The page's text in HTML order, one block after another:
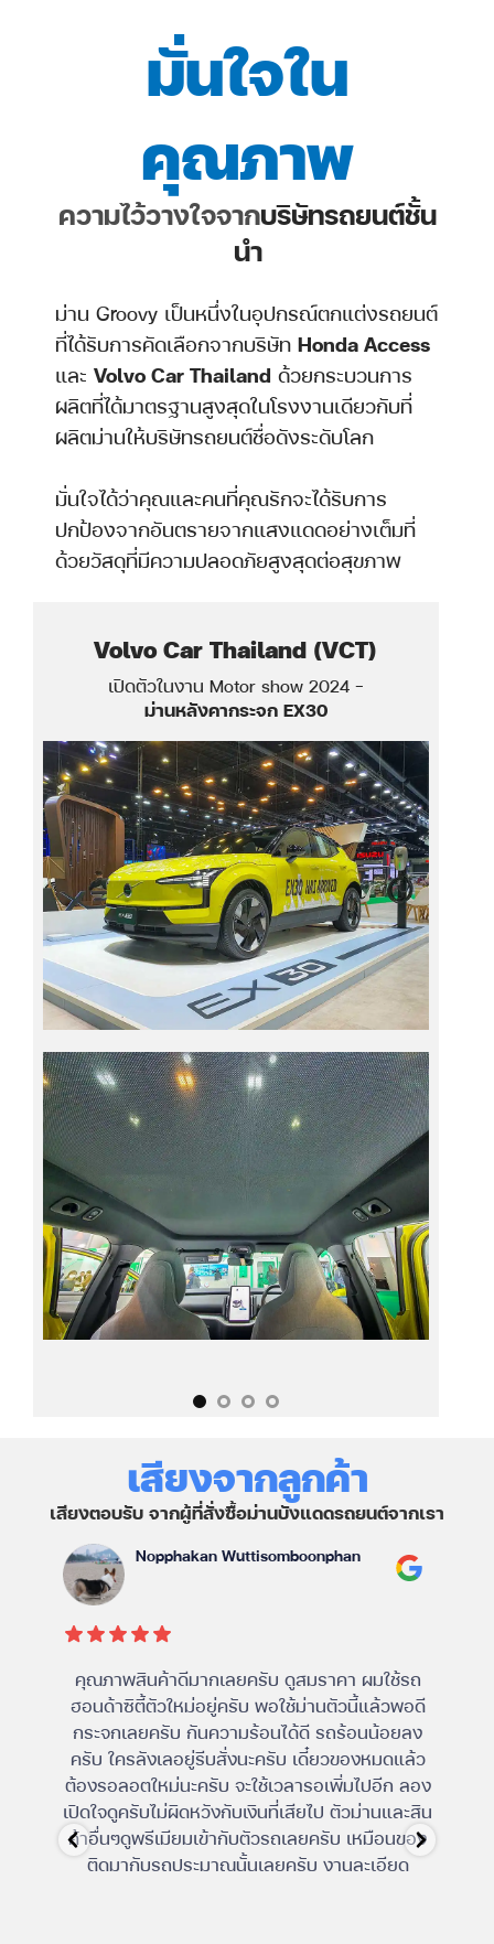
มั่นใจใน
คุณภาพ
ความไว้วางใจจากบริษัทรถยนต์ชั้น
นำ
ม่าน Groovy เป็นหนึ่งในอุปกรณ์ตกแต่งรถยนต์
ที่ได้รับการคัดเลือกจากบริษัท Honda Access
และ Volvo Car Thailand ด้วยกระบวนการ
ผลิตที่ได้มาตรฐานสูงสุดในโรงงานเดียวกับที่
ผลิตม่านให้บริษัทรถยนต์ชื่อดังระดับโลก
มั่นใจได้ว่าคุณและคนที่คุณรักจะได้รับการ
ปกป้องจากอันตรายจากแสงแดดอย่างเต็มที่
ด้วยวัสดุที่มีความปลอดภัยสูงสุดต่อสุขภาพ
Volvo Car Thailand (VCT)
เปิดตัวในงาน Motor show 2024 -
ม่านหลังคากระจก EX30
เสียงจากลูกค้า
เสียงตอบรับ จากผู้ที่สั่งซื้อม่านบังแดดรถยนต์จากเรา
Nopphakan Wuttisomboonphan
คุณภาพสินค้าดีมากเลยครับ ดูสมราคา ผมใช้รถ
ฮอนด้าซิตี้ตัวใหม่อยู่ครับ พอใช้ม่านตัวนี้แล้วพอดี
กระจกเลยครับ กันความร้อนได้ดี รถร้อนน้อยลง
ครับ ใครลังเลอยู่รีบสั่งนะครับ เดี๋ยวของหมดแล้ว
ต้องรอลอตใหม่นะครับ จะใช้เวลารอเพิ่มไปอีก ลอง
เปิดใจดูครับไม่ผิดหวังกับเงินที่เสียไป ตัวม่านและสิน
ค้าอื่นๆดูพรีเมียมเข้ากับตัวรถเลยครับ เหมือนของ
ติดมากับรถประมาณนั้นเลยครับ งานละเอียด